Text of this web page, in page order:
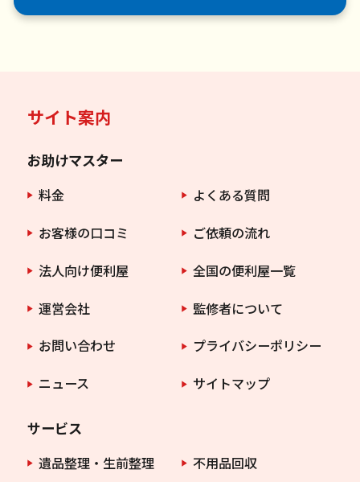
サイト案内
お助けマスター
料金
よくある質問
お客様の口コミ
ご依頼の流れ
法人向け便利屋
全国の便利屋一覧
運営会社
監修者について
お問い合わせ
プライバシーポリシー
ニュース
サイトマップ
サービス
遺品整理・生前整理
不用品回収